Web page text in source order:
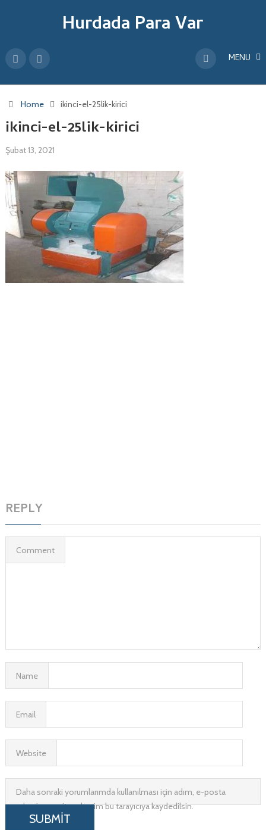
Hurdada Para Var
MENU
Home ikinci-el-25lik-kirici
ikinci-el-25lik-kirici
Şubat 13, 2021
REPLY
Comment
Name
Email
Website
Daha sonraki yorumlarımda kullanılması için adım, e-posta
adresim ve site adresim bu tarayıcıya kaydedilsin.